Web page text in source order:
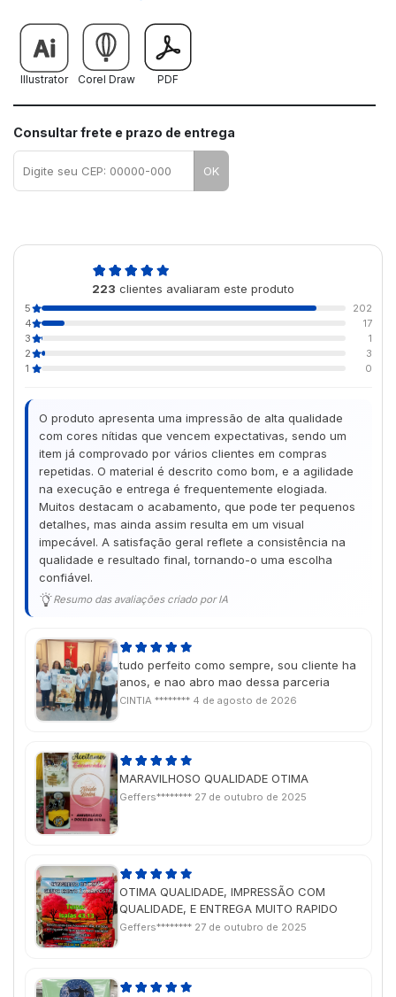
Illustrator Corel Draw PDF
Consultar frete e prazo de entrega
OK
223 clientes avaliaram este produto
5
202
4
17
3
1
2
3
1
0
O produto apresenta uma impressão de alta qualidade
com cores nítidas que vencem expectativas, sendo um
item já comprovado por vários clientes em compras
repetidas. O material é descrito como bom, e a agilidade
na execução e entrega é frequentemente elogiada.
Muitos destacam o acabamento, que pode ter pequenos
detalhes, mas ainda assim resulta em um visual
impecável. A satisfação geral reflete a consistência na
qualidade e resultado final, tornando-o uma escolha
confiável.
Resumo das avaliações criado por IA
tudo perfeito como sempre, sou cliente ha
anos, e nao abro mao dessa parceria
CINTIA ******** 4 de agosto de 2026
MARAVILHOSO QUALIDADE OTIMA
Geffers******** 27 de outubro de 2025
OTIMA QUALIDADE, IMPRESSÃO COM
QUALIDADE, E ENTREGA MUITO RAPIDO
Geffers******** 27 de outubro de 2025